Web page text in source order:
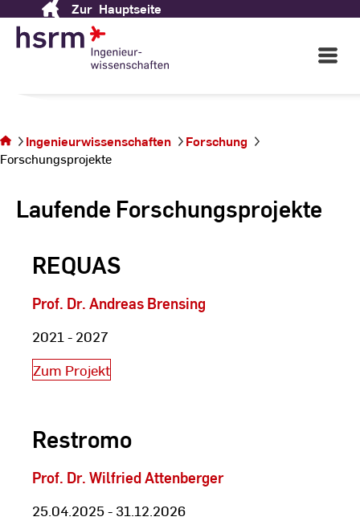
Content
Zur Hauptseite
Open
Main
Wir sehen uns auf dem Campus
Sie befinden sich
auf der Seite
Forschungsprojekte
Ingenieurwissenschaften
Forschung
Forschungsprojekte
Laufende Forschungsprojekte
REQUAS
Prof. Dr. Andreas Brensing
2021 - 2027
Zum Projekt
Restromo
Prof. Dr. Wilfried Attenberger
25.04.2025 - 31.12.2026